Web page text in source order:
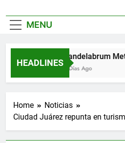
MENU
HEADLINES
Candelabrum
3 Días Ago
Home
Noticias
Ciudad Juárez repunta en